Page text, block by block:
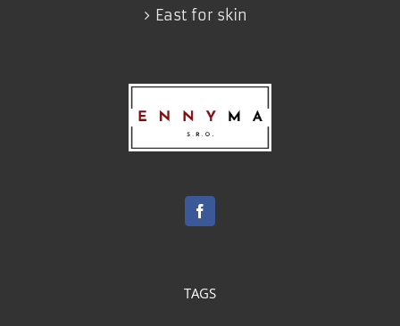
East for skin
TAGS